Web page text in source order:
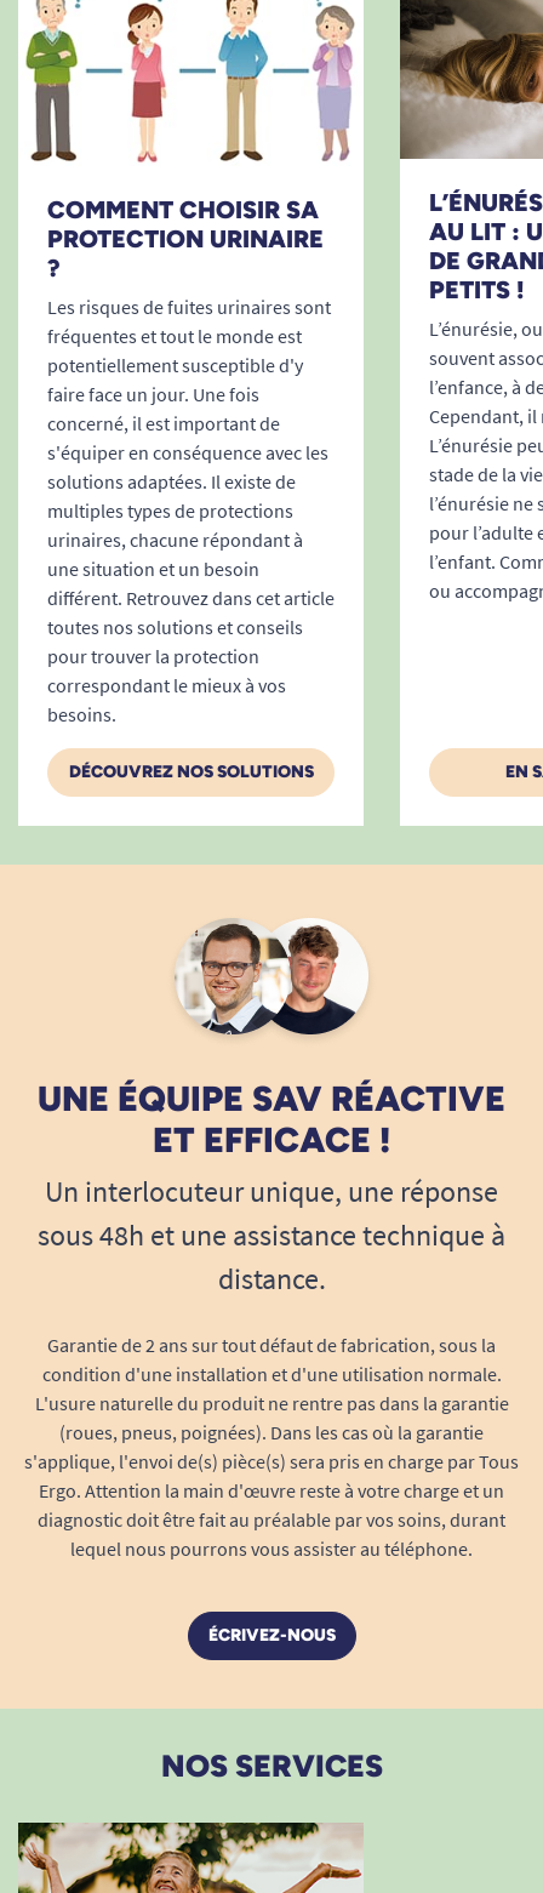
COMMENT CHOISIR SA
PROTECTION URINAIRE
?
Les risques de fuites urinaires sont
fréquentes et tout le monde est
potentiellement susceptible d'y
faire face un jour. Une fois
concerné, il est important de
s'équiper en conséquence avec les
solutions adaptées. Il existe de
multiples types de protections
urinaires, chacune répondant à
une situation et un besoin
différent. Retrouvez dans cet article
toutes nos solutions et conseils
pour trouver la protection
correspondant le mieux à vos
besoins.
DÉCOUVREZ NOS SOLUTIONS
AU LIT :
DE
PETITS !
L’énurésie,
souvent
l’enfance, à
Cependant, il
L’énurésie
stade de la
l’énurésie ne
pour l’adulte
l’enfant.
ou
EN
UNE ÉQUIPE SAV RÉACTIVE
ET EFFICACE !
Un interlocuteur unique, une réponse
sous 48h et une assistance technique à
distance.
Garantie de 2 ans sur tout défaut de fabrication, sous la
condition d'une installation et d'une utilisation normale.
L'usure naturelle du produit ne rentre pas dans la garantie
(roues, pneus, poignées). Dans les cas où la garantie
s'applique, l'envoi de(s) pièce(s) sera pris en charge par Tous
Ergo. Attention la main d'œuvre reste à votre charge et un
diagnostic doit être fait au préalable par vos soins, durant
lequel nous pourrons vous assister au téléphone.
ÉCRIVEZ-NOUS
NOS SERVICES